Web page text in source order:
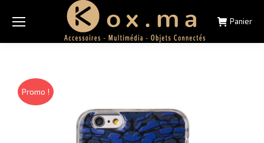
Panier
Promo !